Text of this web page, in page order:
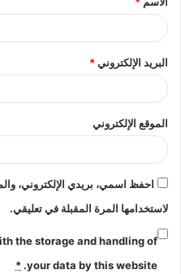
*
البريد الإلكتروني*
الموقع الإلكتروني
احفظ اسمي، بريدي الإلكتروني،
لاستخدامها المرة المقبلة في تعليقي.
the storage and handling of
your data by this website.
*